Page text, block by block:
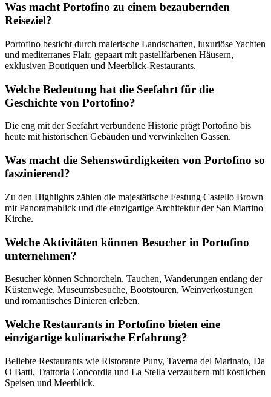
Was macht Portofino zu einem bezaubernden
Reiseziel?
Portofino besticht durch malerische Landschaften, luxuriöse Yachten
und mediterranes Flair, gepaart mit pastellfarbenen Häusern,
exklusiven Boutiquen und Meerblick-Restaurants.
Welche Bedeutung hat die Seefahrt für die
Geschichte von Portofino?
Die eng mit der Seefahrt verbundene Historie prägt Portofino bis
heute mit historischen Gebäuden und verwinkelten Gassen.
Was macht die Sehenswürdigkeiten von Portofino so
faszinierend?
Zu den Highlights zählen die majestätische Festung Castello Brown
mit Panoramablick und die einzigartige Architektur der San Martino
Kirche.
Welche Aktivitäten können Besucher in Portofino
unternehmen?
Besucher können Schnorcheln, Tauchen, Wanderungen entlang der
Küstenwege, Museumsbesuche, Bootstouren, Weinverkostungen
und romantisches Dinieren erleben.
Welche Restaurants in Portofino bieten eine
einzigartige kulinarische Erfahrung?
Beliebte Restaurants wie Ristorante Puny, Taverna del Marinaio, Da
O Batti, Trattoria Concordia und La Stella verzaubern mit köstlichen
Speisen und Meerblick.